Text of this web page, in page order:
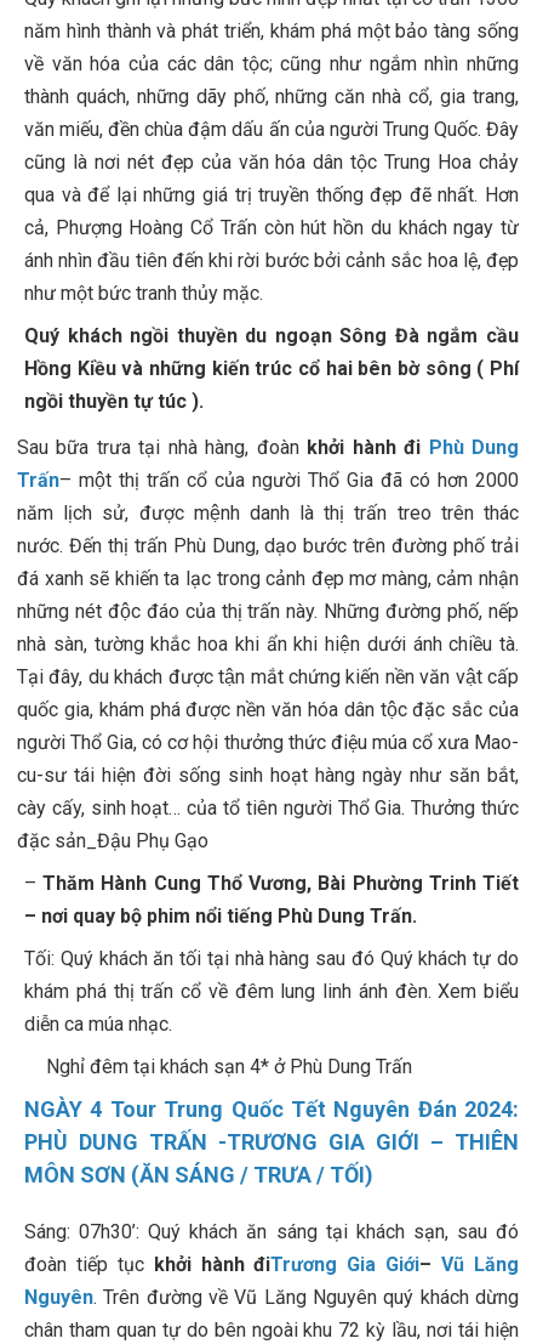
năm hình thành và phát triển, khám phá một bảo tàng sống
về văn hóa của các dân tộc; cũng như ngắm nhìn những
thành quách, những dãy phố, những căn nhà cổ, gia trang,
văn miếu, đền chùa đậm dấu ấn của người Trung Quốc. Đây
cũng là nơi nét đẹp của văn hóa dân tộc Trung Hoa chảy
qua và để lại những giá trị truyền thống đẹp đẽ nhất. Hơn
cả, Phượng Hoàng Cổ Trấn còn hút hồn du khách ngay từ
ánh nhìn đầu tiên đến khi rời bước bởi cảnh sắc hoa lệ, đẹp
như một bức tranh thủy mặc.
Quý khách ngồi thuyền du ngoạn Sông Đà ngắm cầu
Hồng Kiều và những kiến trúc cổ hai bên bờ sông ( Phí
ngồi thuyền tự túc ).
Sau bữa trưa tại nhà hàng, đoàn khởi hành đi Phù Dung
Trấn– một thị trấn cổ của người Thổ Gia đã có hơn 2000
năm lịch sử, được mệnh danh là thị trấn treo trên thác
nước. Đến thị trấn Phù Dung, dạo bước trên đường phố trải
đá xanh sẽ khiến ta lạc trong cảnh đẹp mơ màng, cảm nhận
những nét độc đáo của thị trấn này. Những đường phố, nếp
nhà sàn, tường khắc hoa khi ẩn khi hiện dưới ánh chiều tà.
Tại đây, du khách được tận mắt chứng kiến nền văn vật cấp
quốc gia, khám phá được nền văn hóa dân tộc đặc sắc của
người Thổ Gia, có cơ hội thưởng thức điệu múa cổ xưa Mao-
cu-sư tái hiện đời sống sinh hoạt hàng ngày như săn bắt,
cày cấy, sinh hoạt… của tổ tiên người Thổ Gia. Thưởng thức
đặc sản_Đậu Phụ Gạo
–Thăm Hành Cung Thổ Vương, Bài Phường Trinh Tiết
– nơi quay bộ phim nổi tiếng Phù Dung Trấn.
Tối: Quý khách ăn tối tại nhà hàng sau đó Quý khách tự do
khám phá thị trấn cổ về đêm lung linh ánh đèn. Xem biểu
diễn ca múa nhạc.
Nghỉ đêm tại khách sạn 4* ở Phù Dung Trấn
NGÀY 4 Tour Trung Quốc Tết Nguyên Đán 2024:
PHÙ DUNG TRẤN -TRƯƠNG GIA GIỚI – THIÊN
MÔN SƠN (ĂN SÁNG / TRƯA / TỐI)
Sáng: 07h30’: Quý khách ăn sáng tại khách sạn, sau đó
đoàn tiếp tục khởi hành điTrương Gia Giới–Vũ Lăng
Nguyên. Trên đường về Vũ Lăng Nguyên quý khách dừng
chân tham quan tự do bên ngoài khu 72 kỳ lầu, nơi tái hiện